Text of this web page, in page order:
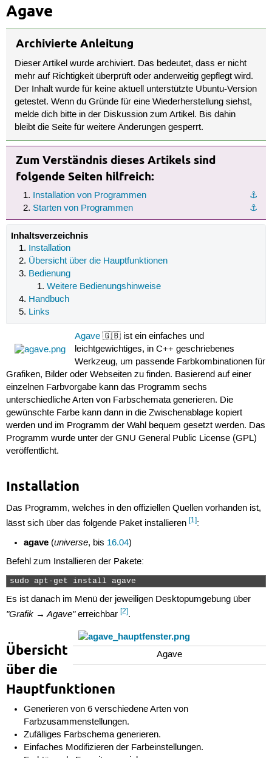
Agave
Archivierte Anleitung
Dieser Artikel wurde archiviert. Das bedeutet, dass er nicht
mehr auf Richtigkeit überprüft oder anderweitig gepflegt wird.
Der Inhalt wurde für keine aktuell unterstützte Ubuntu-Version
getestet. Wenn du Gründe für eine Wiederherstellung siehst,
melde dich bitte in der Diskussion zum Artikel. Bis dahin
bleibt die Seite für weitere Änderungen gesperrt.
Zum Verständnis dieses Artikels sind
folgende Seiten hilfreich:
⚓︎
Installation von Programmen
⚓︎
Starten von Programmen
Inhaltsverzeichnis
Installation
Übersicht über die Hauptfunktionen
Bedienung
Weitere Bedienungshinweise
Handbuch
Links
Agave 🇬🇧 ist ein einfaches und
leichtgewichtiges, in C++ geschriebenes
Werkzeug, um passende Farbkombinationen für
Grafiken, Bilder oder Webseiten zu finden. Basierend auf einer
einzelnen Farbvorgabe kann das Programm sechs
unterschiedliche Arten von Farbschemata generieren. Die
gewünschte Farbe kann dann in die Zwischenablage kopiert
werden und im Programm der Wahl bequem gesetzt werden. Das
Programm wurde unter der GNU General Public License (GPL)
veröffentlicht.
Installation
Das Programm, welches in den offiziellen Quellen vorhanden ist,
lässt sich über das folgende Paket installieren [1]:
agave (universe, bis 16.04)
Befehl zum Installieren der Pakete:
sudo apt-get install agave
Es ist danach im Menü der jeweiligen Desktopumgebung über
"Grafik → Agave"erreichbar [2].
Agave
Übersicht
über die
Hauptfunktionen
Generieren von 6 verschiedene Arten von
Farbzusammenstellungen.
Zufälliges Farbschema generieren.
Einfaches Modifizieren der Farbeinstellungen.